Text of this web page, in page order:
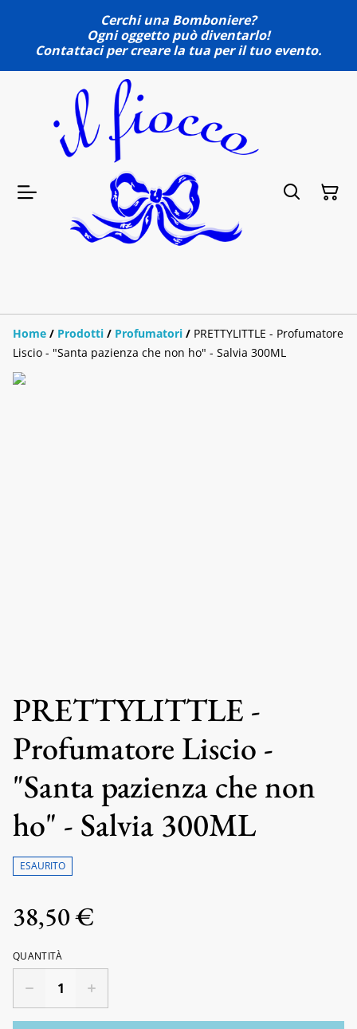
Cerchi una Bomboniere?
Ogni oggetto può diventarlo!
Contattaci per creare la tua per il tuo evento.
Home / Prodotti / Profumatori / PRETTYLITTLE - Profumatore
Liscio - "Santa pazienza che non ho" - Salvia 300ML
PRETTYLITTLE -
Profumatore Liscio -
"Santa pazienza che non
ho" - Salvia 300ML
ESAURITO
38,50 €
QUANTITÀ